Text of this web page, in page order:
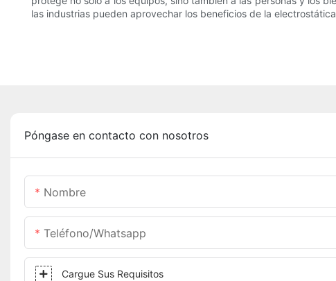
las industrias pueden aprovechar los beneficios de la
Póngase en contacto con nosotros
Nombre
Teléfono/whatsapp
Cargue Sus Requisitos